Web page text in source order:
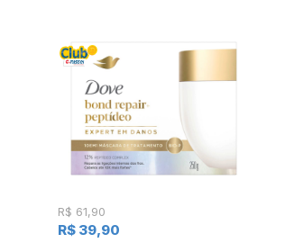
R$ 61,90
R$ 39,90